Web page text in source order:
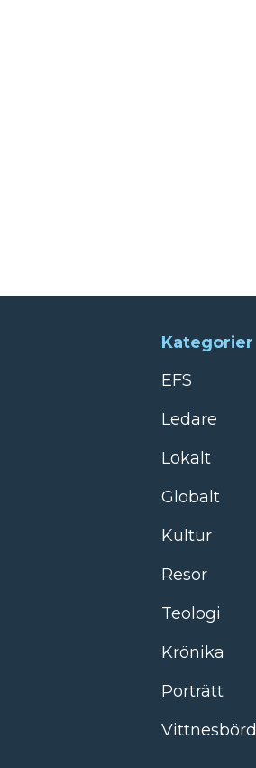
Kategorier
EFS
Ledare
Lokalt
Globalt
Kultur
Resor
Teologi
Krönika
Porträtt
Vittnesbörd